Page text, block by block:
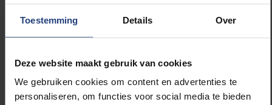
Toestemming Details Over
Deze website maakt gebruik van cookies
We gebruiken cookies om content en advertenties te
personaliseren, om functies voor social media te bieden
Koning Filip en koningin Mathilde namen actief deel
aan de workshops. Ze bouwden een miniraket in
Lego en papier en drukten nadien zelf op de
afscheidscadeau ontving koningin Mathilde een 3D-
geprint boeket van de STEAM Academy.